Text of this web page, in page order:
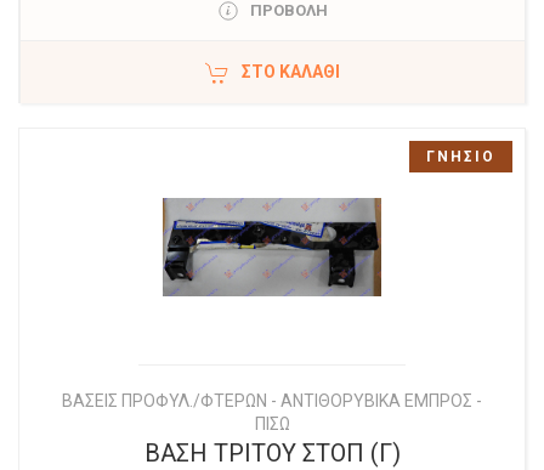
ΠΡΟΒΟΛΗ
ΣΤΟ ΚΑΛΆΘΙ
ΒΑΣΕΙΣ ΠΡΟΦΥΛ./ΦΤΕΡΩΝ - ΑΝΤΙΘΟΡΥΒΙΚΑ ΕΜΠΡΟΣ -
ΠΙΣΩ
ΒΑΣΗ ΤΡΙΤΟΥ ΣΤΟΠ (Γ)
ΓΝΗΣΙΟ